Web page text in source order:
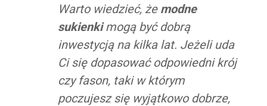
Warto wiedzieć, że modne
sukienkimogą być dobrą
inwestycją na kilka lat. Jeżeli uda
Ci się dopasować odpowiedni krój
czy fason, taki w którym
poczujesz się wyjątkowo dobrze,